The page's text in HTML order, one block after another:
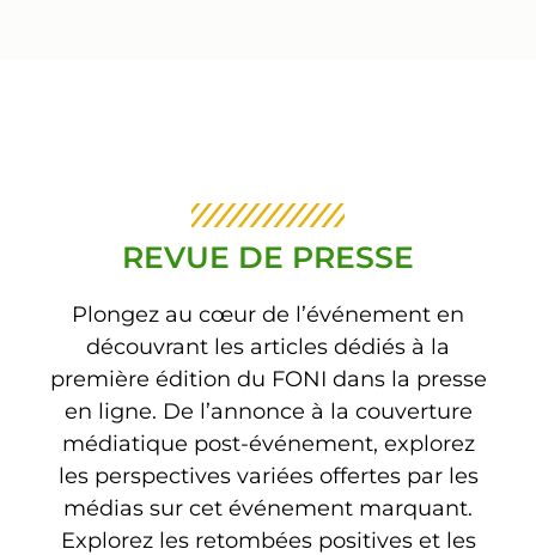
REVUE DE PRESSE
Plongez au cœur de l’événement en
découvrant les articles dédiés à la
première édition du FONI dans la presse
en ligne. De l’annonce à la couverture
médiatique post-événement, explorez
les perspectives variées offertes par les
médias sur cet événement marquant.
Explorez les retombées positives et les